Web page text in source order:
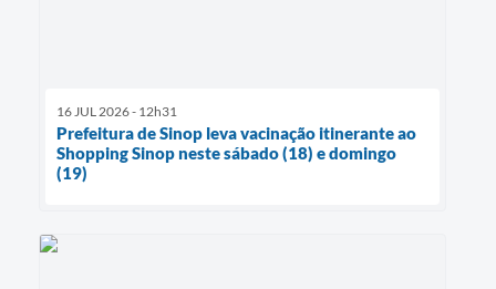
16 JUL 2026 - 12h31
Prefeitura de Sinop leva vacinação itinerante ao
Shopping Sinop neste sábado (18) e domingo
(19)